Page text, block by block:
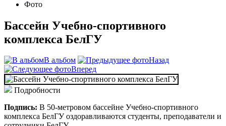
Фото
Бассейн Учебно-спортивного
комплекса БелГУ
В альбом
Назад
Вперед
Подробности
Подпись: В 50-метровом бассейне Учебно-спортивного
комплекса БелГУ оздоравливаются студенты, преподаватели и